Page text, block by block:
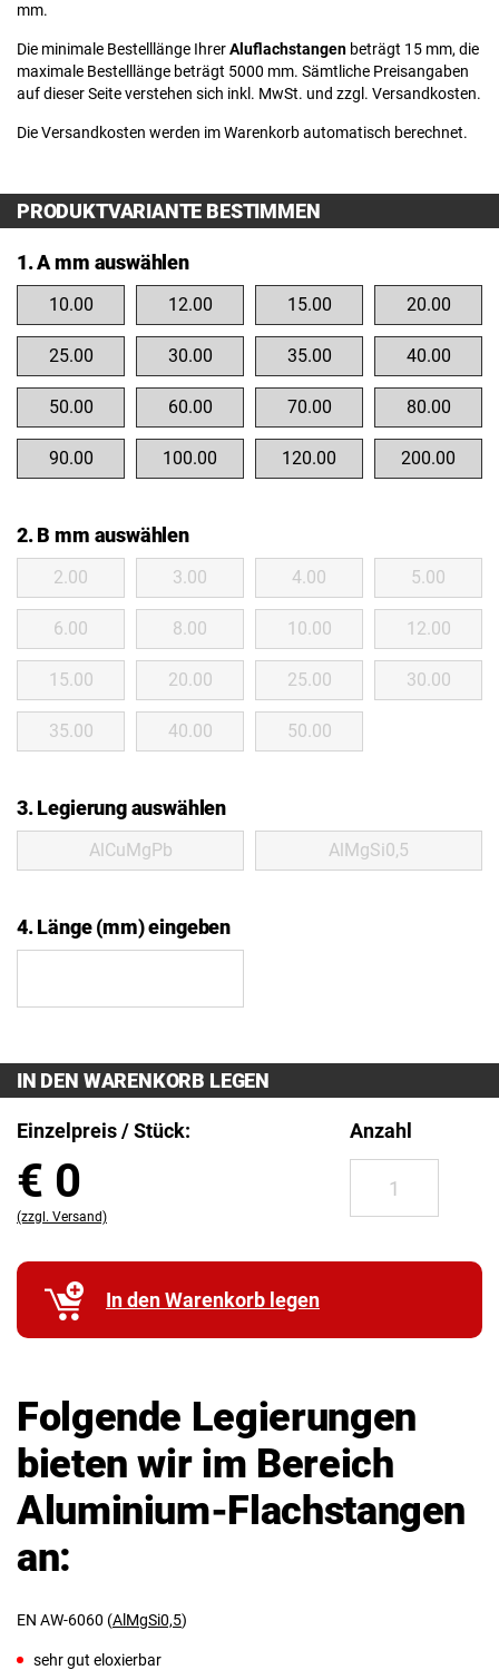
mm.
Die minimale Bestelllänge IhrerAluflachstangen beträgt 15 mm, die
maximale Bestelllänge beträgt 5000 mm. Sämtliche Preisangaben
auf dieser Seite verstehen sich inkl. MwSt. und zzgl. Versandkosten.
Die Versandkosten werden im Warenkorb automatisch berechnet.
PRODUKTVARIANTE BESTIMMEN
1. A mm auswählen
10.00 12.00 15.00 20.00
25.00 30.00 35.00 40.00
50.00 60.00 70.00 80.00
90.00 100.00 120.00 200.00
2. B mm auswählen
2.00 3.00 4.00 5.00
6.00 8.00 10.00 12.00
15.00 20.00 25.00 30.00
35.00 40.00 50.00
3. Legierung auswählen
AlCuMgPb AlMgSi0,5
4. Länge (mm) eingeben
IN DEN WARENKORB LEGEN
Einzelpreis / Stück:
€ 0
(zzgl. Versand)
Anzahl
In den Warenkorb legen
Folgende Legierungen
bieten wir im Bereich
Aluminium-Flachstangen
an:
EN AW-6060 (AlMgSi0,5)
sehr gut eloxierbar